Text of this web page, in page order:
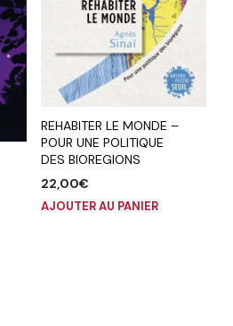
REHABITER LE MONDE –
POUR UNE POLITIQUE
DES BIOREGIONS
22,00€
AJOUTER AU PANIER